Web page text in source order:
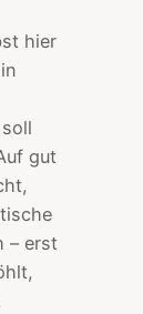
hier
gut
– erst